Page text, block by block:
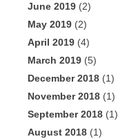
June 2019 (2)
May 2019 (2)
April 2019 (4)
March 2019 (5)
December 2018 (1)
November 2018 (1)
September 2018 (1)
August 2018 (1)